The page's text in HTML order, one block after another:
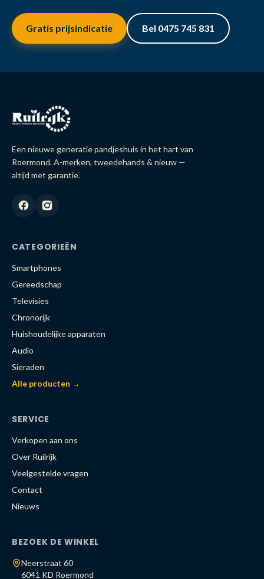
Gratis prijsindicatie Bel 0475 745 831
Een nieuwe generatie pandjeshuis in het hart van
Roermond. A-merken, tweedehands & nieuw —
altijd met garantie.
CATEGORIEËN
Smartphones
Gereedschap
Televisies
Chronorijk
Huishoudelijke apparaten
Audio
Sieraden
Alle producten →
SERVICE
Verkopen aan ons
Over Ruilrijk
Veelgestelde vragen
Contact
Nieuws
BEZOEK DE WINKEL
Neerstraat 60
6041 KD Roermond